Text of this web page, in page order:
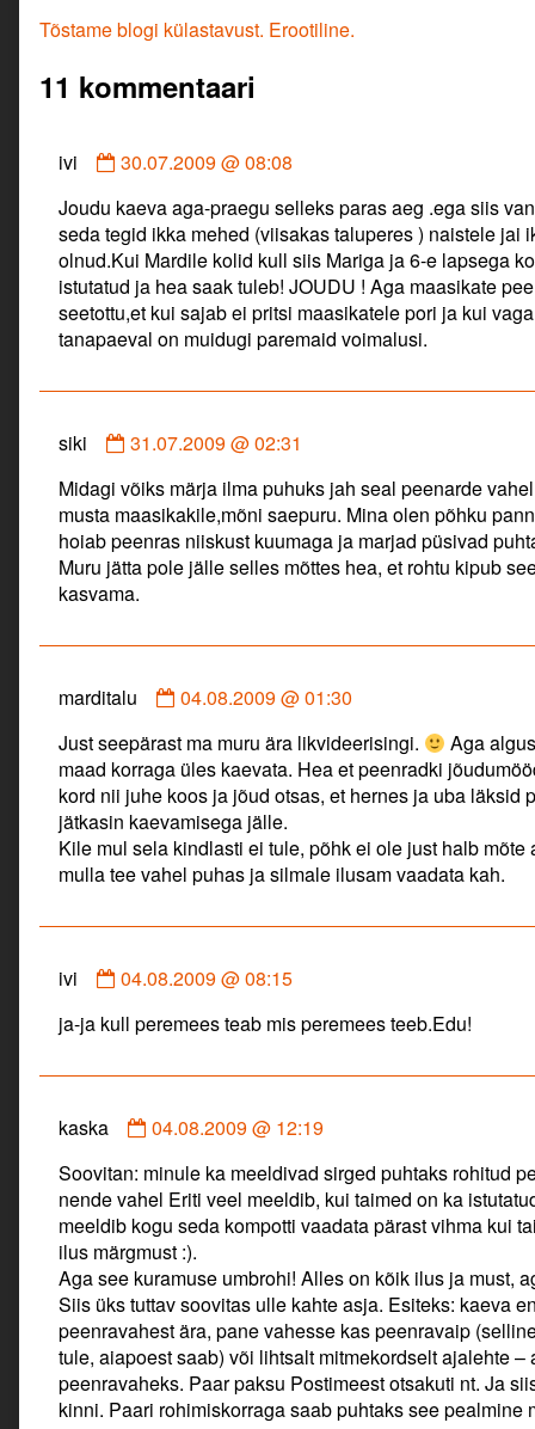
Navigeerimine
Previous
Tõstame blogi külastavust. Erootiline.
11 kommentaari
ivi
Comment
ivi
published
on
30.07.2009 @ 08:08
Joudu kaeva aga-praegu selleks paras aeg .ega siis
seda tegid ikka mehed (viisakas taluperes ) naistele jai
olnud.Kui Mardile kolid kull siis Mariga ja 6-e lapsega
istutatud ja hea saak tuleb! JOUDU ! Aga maasikate
seetottu,et kui sajab ei pritsi maasikatele pori ja kui
tanapaeval on muidugi paremaid voimalusi.
siki
Comment
siki
published
on
31.07.2009 @ 02:31
Midagi võiks märja ilma puhuks jah seal peenarde
musta maasikakile,mõni saepuru. Mina olen põhku
hoiab peenras niiskust kuumaga ja marjad püsivad
Muru jätta pole jälle selles mõttes hea, et rohtu kipub
kasvama.
marditalu
Comment
marditalu
published
on
04.08.2009 @ 01:30
Just seepärast ma muru ära likvideerisingi.
Aga
maad korraga üles kaevata. Hea et peenradki
kord nii juhe koos ja jõud otsas, et hernes ja uba läksid
jätkasin kaevamisega jälle.
Kile mul sela kindlasti ei tule, põhk ei ole just halb
mulla tee vahel puhas ja silmale ilusam vaadata kah.
ivi
Comment
ivi
on
04.08.2009 @ 08:15
ja-ja kull peremees teab mis peremees teeb.Edu!
kaska
Comment
kaska
published
on
04.08.2009 @ 12:19
Soovitan: minule ka meeldivad sirged puhtaks rohitud
nende vahel Eriti veel meeldib, kui taimed on ka
meeldib kogu seda kompotti vaadata pärast vihma kui
ilus märgmust :).
Aga see kuramuse umbrohi! Alles on kõik ilus ja must,
Siis üks tuttav soovitas ulle kahte asja. Esiteks: kaeva
peenravahest ära, pane vahesse kas peenravaip
tule, aiapoest saab) või lihtsalt mitmekordselt ajalehte
peenravaheks. Paar paksu Postimeest otsakuti nt. Ja
kinni. Paari rohimiskorraga saab puhtaks see pealmine